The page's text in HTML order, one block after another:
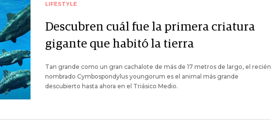
LIFESTYLE
Descubren cuál fue la primera criatura
gigante que habitó la tierra
Tan grande como un gran cachalote de más de 17 metros de largo, el recién
nombrado Cymbospondylus youngorum es el animal más grande
descubierto hasta ahora en el Triásico Medio.